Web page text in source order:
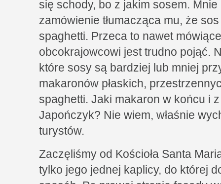
się schody, bo z jakim sosem.
zamówienie tłumacząca mu, że
spaghetti. Przeca to nawet
obcokrajowcowi jest trudno pojąć.
które sosy są bardziej lub mniej
makaronów płaskich,
spaghetti. Jaki makaron w końcu i
Japończyk? Nie wiem, właśnie
turystów.
Zaczęliśmy od Kościoła Santa
tylko jego jednej kaplicy, do której